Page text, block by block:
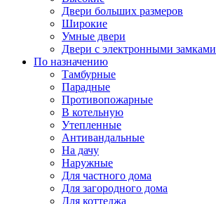
Двери больших размеров
Широкие
Умные двери
Двери с электронными замками
По назначению
Тамбурные
Парадные
Противопожарные
В котельную
Утепленные
Антивандальные
На дачу
Наружные
Для частного дома
Для загородного дома
Для коттеджа